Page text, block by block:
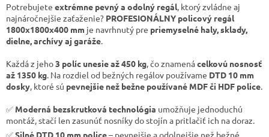
Potrebujete extrémne pevný a odolný regál , ktorý zvládne aj
najnáročnejšie zaťaženie? PROFESIONÁLNY policový regál
1800x1800x400 mm je navrhnutý pre priemyselné haly, sklady,
dielne, archívy aj garáže
Každá z jeho3 políc unesie až 450 kg , čo znamenácelkovú nosnosť
až 1350 kg . Na rozdiel od bežných regálov používame DTD 10 mm
dosky , ktoré sú pevnejšie než bežne používané MDF či HDF police
✅ Moderná bezskrutková technológia umožňuje jednoduchú
montáž, stačí len zasunúť nosníky do stojín a pritlačiť ich na doraz.
✅Silné DTD 10 mm police– pevnejšie a odolnejšie než bežné